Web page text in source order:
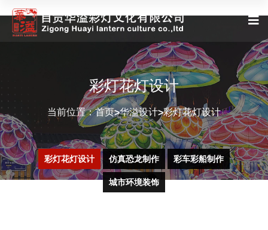
彩灯花灯设计
当前位置：首页>华溢设计>彩灯花灯设计
彩灯花灯设计 仿真恐龙制作 彩车彩船制作
城市环境装饰